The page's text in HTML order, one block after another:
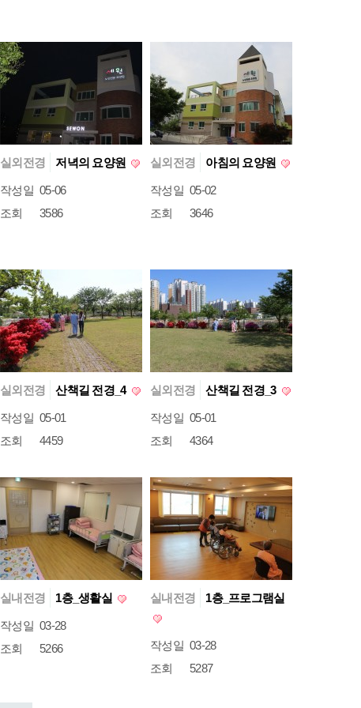
실외전경 저녁의 요양원
작성일 05-06
조회
3586
실외전경 아침의 요양원
작성일 05-02
조회
3646
실외전경 산책길 전경_4
작성일 05-01
조회
4459
실외전경 산책길 전경_3
작성일 05-01
조회
4364
실내전경 1층_생활실
작성일 03-28
조회
5266
실내전경 1층_프로그램실
작성일 03-28
조회
5287